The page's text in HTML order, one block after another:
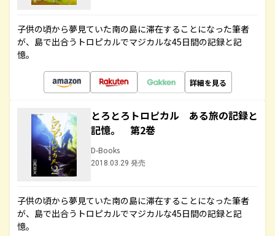
子供の頃から夢見ていた南の島に滞在することになった筆者
が、島で出合うトロピカルでマジカルな45日間の記録と記
憶。
詳細を見る
とろとろトロピカル ある旅の記録と
記憶。 第2巻
D-Books
2018.03.29 発売
子供の頃から夢見ていた南の島に滞在することになった筆者
が、島で出合うトロピカルでマジカルな45日間の記録と記
憶。